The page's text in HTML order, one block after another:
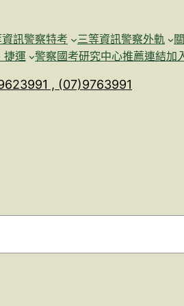
訊警察特考 三等資訊警察外軌
捷運 警察國考研究中心推薦連結加
, (07)9763991